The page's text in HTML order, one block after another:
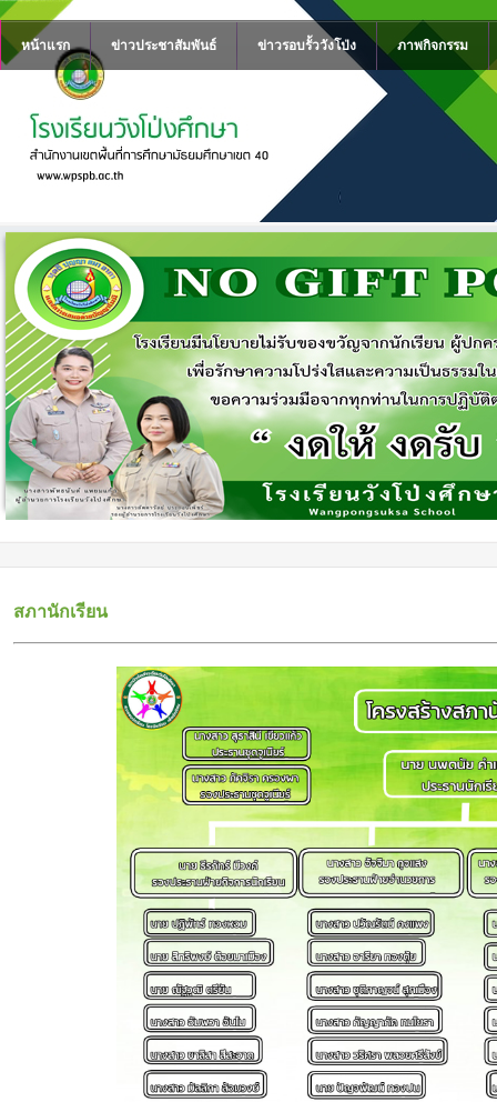
หน้าแรก ข่าวประชาสัมพันธ์ ข่าวรอบรั้ววังโป่ง ภาพกิจกรรม
สภานักเรียน